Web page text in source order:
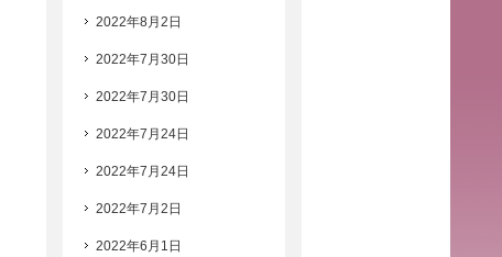
2022年8月2日
2022年7月30日
2022年7月30日
2022年7月24日
2022年7月24日
2022年7月2日
2022年6月1日